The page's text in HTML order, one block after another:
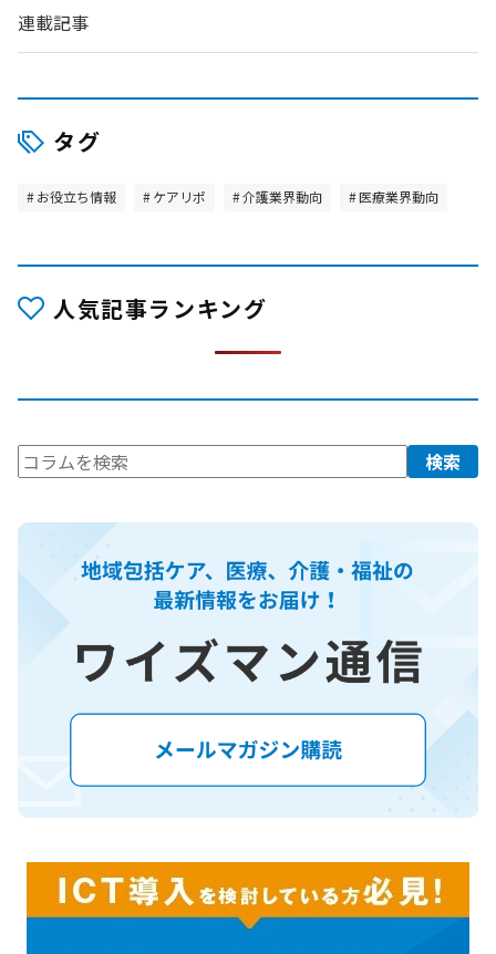
連載記事
タグ
お役立ち情報 ケアリポ 介護業界動向 医療業界動向
人気記事ランキング
検
検索